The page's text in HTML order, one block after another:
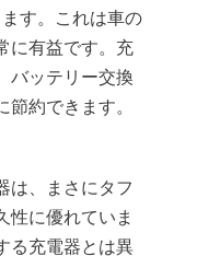
す。これは車の
に有益です。充
バッテリー交換
約できます。
は、まさにタフ
性に優れていま
る充電器とは異